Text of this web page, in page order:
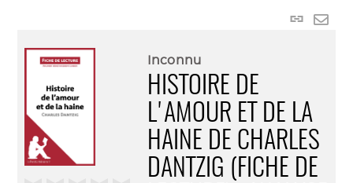
Lien
Inconnu
HISTOIRE DE
L'AMOUR ET DE LA
HAINE DE CHARLES
DANTZIG (FICHE DE